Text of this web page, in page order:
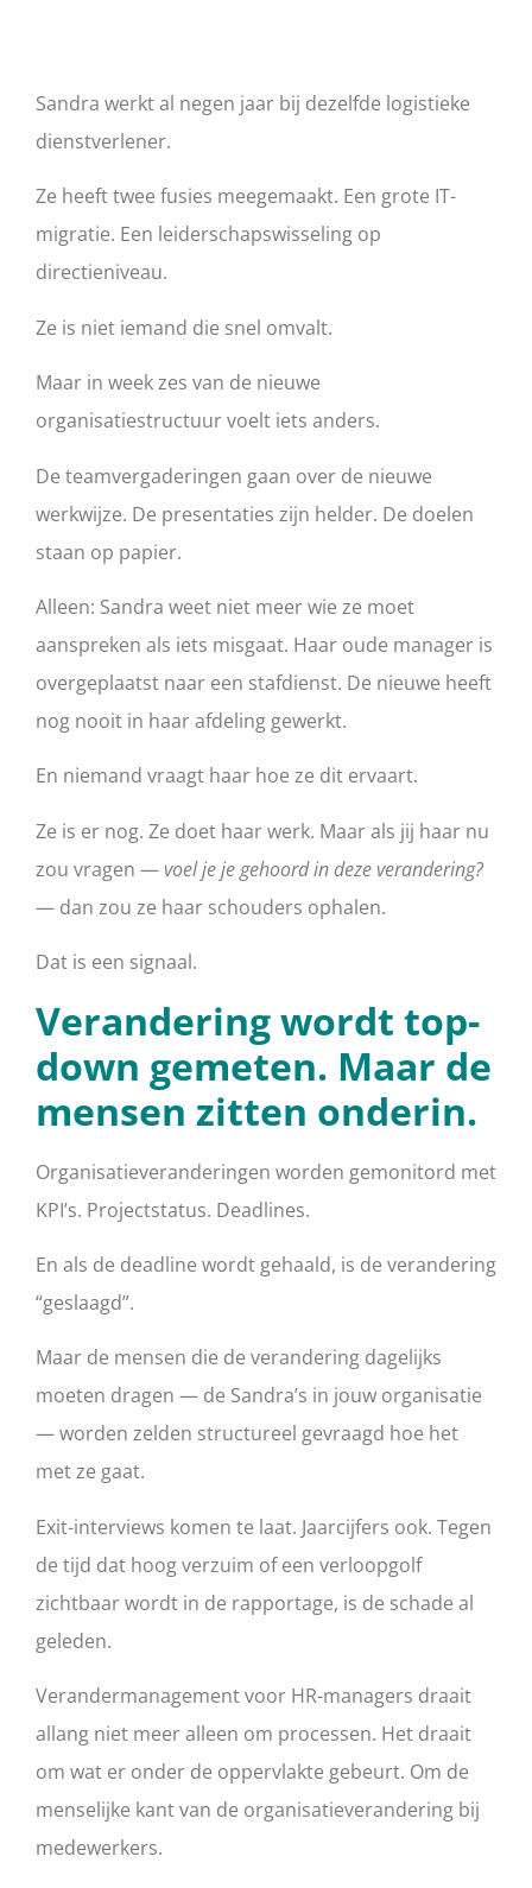
Sandra werkt al negen jaar bij dezelfde logistieke
dienstverlener.
Ze heeft twee fusies meegemaakt. Een grote IT-
migratie. Een leiderschapswisseling op
directieniveau.
Ze is niet iemand die snel omvalt.
Maar in week zes van de nieuwe
organisatiestructuur voelt iets anders.
De teamvergaderingen gaan over de nieuwe
werkwijze. De presentaties zijn helder. De doelen
staan op papier.
Alleen: Sandra weet niet meer wie ze moet
aanspreken als iets misgaat. Haar oude manager is
overgeplaatst naar een stafdienst. De nieuwe heeft
nog nooit in haar afdeling gewerkt.
En niemand vraagt haar hoe ze dit ervaart.
Ze is er nog. Ze doet haar werk. Maar als jij haar nu
zou vragen —voel je je gehoord in deze verandering?
— dan zou ze haar schouders ophalen.
Dat is een signaal.
Verandering wordt top-
down gemeten. Maar de
mensen zitten onderin.
Organisatieveranderingen worden gemonitord met
KPI’s. Projectstatus. Deadlines.
En als de deadline wordt gehaald, is de verandering
“geslaagd”.
Maar de mensen die de verandering dagelijks
moeten dragen — de Sandra’s in jouw organisatie
— worden zelden structureel gevraagd hoe het
met ze gaat.
Exit-interviews komen te laat. Jaarcijfers ook. Tegen
de tijd dat hoog verzuim of een verloopgolf
zichtbaar wordt in de rapportage, is de schade al
geleden.
Verandermanagement voor HR-managers draait
allang niet meer alleen om processen. Het draait
om wat er onder de oppervlakte gebeurt. Om de
menselijke kant van de organisatieverandering bij
medewerkers.